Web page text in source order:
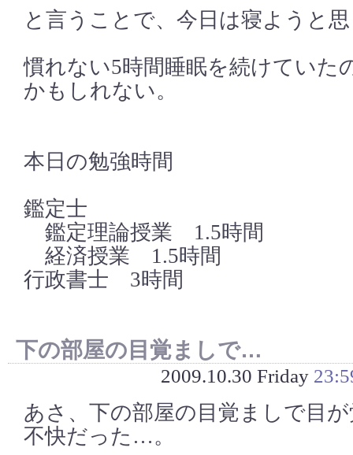
と言うことで、今日は寝ようと
慣れない5時間睡眠を続けていた
かもしれない。
本日の勉強時間
鑑定士
鑑定理論授業 1.5時間
経済授業 1.5時間
行政書士 3時間
下の部屋の目覚ましで…
2009.10.30 Friday
あさ、下の部屋の目覚ましで目
不快だった…。